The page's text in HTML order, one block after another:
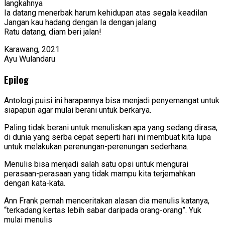
langkahnya
Ia datang menerbak harum kehidupan atas segala keadilan
Jangan kau hadang dengan Ia dengan jalang
Ratu datang, diam beri jalan!
Karawang, 2021
Ayu Wulandaru
Epilog
Antologi puisi ini harapannya bisa menjadi penyemangat untuk
siapapun agar mulai berani untuk berkarya.
Paling tidak berani untuk menuliskan apa yang sedang dirasa,
di dunia yang serba cepat seperti hari ini membuat kita lupa
untuk melakukan perenungan-perenungan sederhana.
Menulis bisa menjadi salah satu opsi untuk mengurai
perasaan-perasaan yang tidak mampu kita terjemahkan
dengan kata-kata.
Ann Frank pernah menceritakan alasan dia menulis katanya,
“terkadang kertas lebih sabar daripada orang-orang”. Yuk
mulai menulis